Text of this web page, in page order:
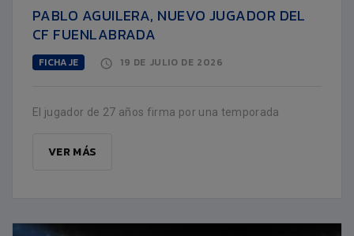
PABLO AGUILERA, NUEVO JUGADOR DEL
CF FUENLABRADA
FICHAJE 19 DE JULIO DE 2026
El jugador de 27 años firma por una temporada
VER MÁS